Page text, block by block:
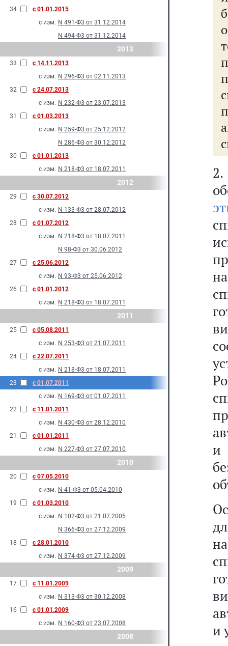
34
с 01.01.2015
с изм. N 491-Ф3 от 31.12.2014
N 494-Ф3 от 31.12.2014
2013
33
с 14.11.2013
с изм. N 296-Ф3 от 02.11.2013
32
с 24.07.2013
с изм. N 232-Ф3 от 23.07.2013
31
с 01.03.2013
с изм. N 259-Ф3 от 25.12.2012
N 286-Ф3 от 30.12.2012
30
с 01.01.2013
с изм. N 218-Ф3 от 18.07.2011
2012
29
с 30.07.2012
с изм. N 133-Ф3 от 28.07.2012
28
с 01.07.2012
с изм. N 218-Ф3 от 18.07.2011
N 98-Ф3 от 30.06.2012
27
с 25.06.2012
с изм. N 93-Ф3 от 25.06.2012
26
с 01.01.2012
с изм. N 218-Ф3 от 18.07.2011
2011
25
с 05.08.2011
с изм. N 253-Ф3 от 21.07.2011
24
с 22.07.2011
с изм. N 218-Ф3 от 18.07.2011
23
с 01.07.2011
с изм. N 169-Ф3 от 01.07.2011
22
с 11.01.2011
с изм. N 430-Ф3 от 28.12.2010
21
с 01.01.2011
с изм. N 227-Ф3 от 27.07.2010
2010
20
с 07.05.2010
с изм. N 41-Ф3 от 05.04.2010
19
с 01.03.2010
с изм. N 102-Ф3 от 21.07.2005
N 366-Ф3 от 27.12.2009
18
с 28.01.2010
с изм. N 374-Ф3 от 27.12.2009
2009
17
с 11.01.2009
с изм. N 313-Ф3 от 30.12.2008
16
с 01.01.2009
с изм. N 160-Ф3 от 23.07.2008
2008
и
и